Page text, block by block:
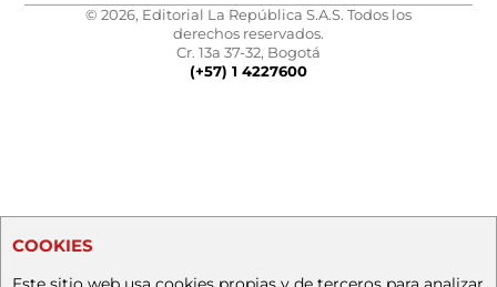
© 2026, Editorial La República S.A.S. Todos los
derechos reservados.
Cr. 13a 37-32, Bogotá
(+57) 1 4227600
COOKIES